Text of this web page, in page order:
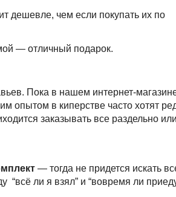
дешевле, чем если покупать их по
— отличный подарок.
Пока в нашем интернет-
опытом в киперстве часто хотят
заказывать все раздельно
— тогда не придется искать
“всё ли я взял” и “вовремя ли